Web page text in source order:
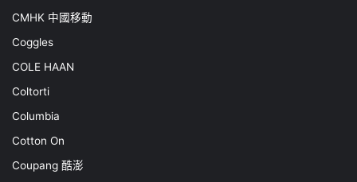
CMHK 中國移動
Coggles
COLE HAAN
Coltorti
Columbia
Cotton On
Coupang 酷澎